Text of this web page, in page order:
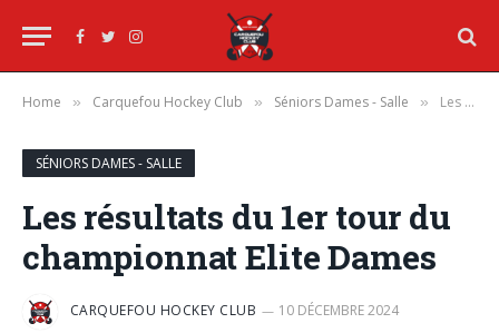
Facebook
TwitterInstagram
Home » Carquefou Hockey Club » Séniors Dames - Salle » Les résultats du 1er tour du championnat Elite Dames
SÉNIORS DAMES - SALLE
Les résultats du 1er tour du
championnat Elite Dames
CARQUEFOU HOCKEY CLUB 10 DÉCEMBRE 2024